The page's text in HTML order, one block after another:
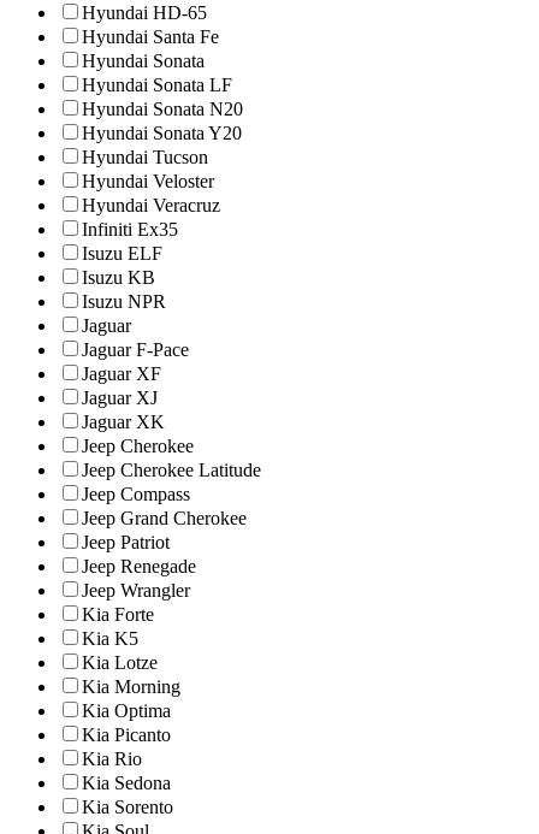
Hyundai HD-65
Hyundai Santa Fe
Hyundai Sonata
Hyundai Sonata LF
Hyundai Sonata N20
Hyundai Sonata Y20
Hyundai Tucson
Hyundai Veloster
Hyundai Veracruz
Infiniti Ex35
Isuzu ELF
Isuzu KB
Isuzu NPR
Jaguar
Jaguar F-Pace
Jaguar XF
Jaguar XJ
Jaguar XK
Jeep Cherokee
Jeep Cherokee Latitude
Jeep Compass
Jeep Grand Cherokee
Jeep Patriot
Jeep Renegade
Jeep Wrangler
Kia Forte
Kia K5
Kia Lotze
Kia Morning
Kia Optima
Kia Picanto
Kia Rio
Kia Sedona
Kia Sorento